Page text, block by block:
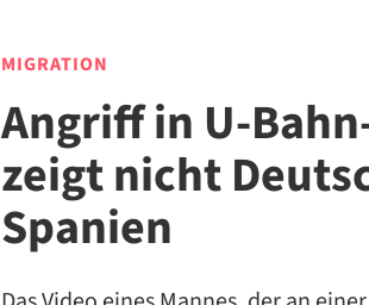
MIGRATION
Angriff in U-
zeigt nicht
Spanien